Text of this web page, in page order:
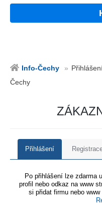
Info-Čechy
Čechy
Přihlášení
Po přihlášení lze zdarma
profil nebo odkaz na www
si přidat firmu nebo